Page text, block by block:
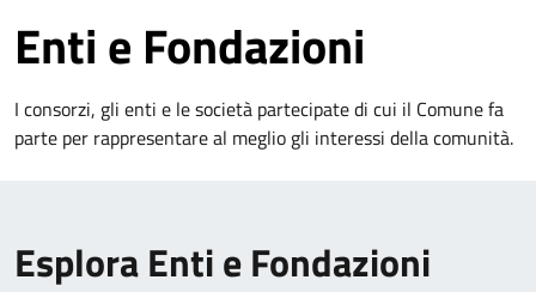
Enti e Fondazioni
I consorzi, gli enti e le società partecipate di cui il Comune fa
parte per rappresentare al meglio gli interessi della comunità.
Esplora Enti e Fondazioni